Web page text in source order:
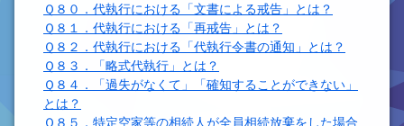
Ｑ８０．代執行における「文書による戒告」とは？
Ｑ８１．代執行における「再戒告」とは？
Ｑ８２．代執行における「代執行令書の通知」とは？
Ｑ８３．「略式代執行」とは？
Ｑ８４．「過失がなくて」「確知することができない」
とは？
Ｑ８５．特定空家等の相続人が全員相続放棄をした場合